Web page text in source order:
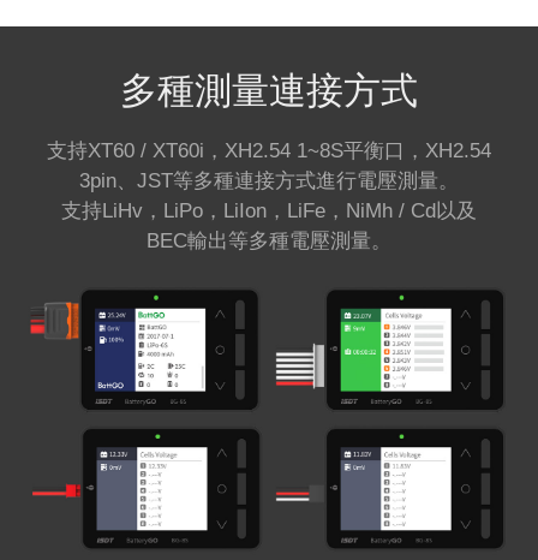
多種測量連接方式
支持XT60 / XT60i，XH2.54 1~8S平衡口，XH2.54
3pin、JST等多種連接方式進行電壓測量。
支持LiHv，LiPo，LiIon，LiFe，NiMh / Cd以及
BEC輸出等多種電壓測量。